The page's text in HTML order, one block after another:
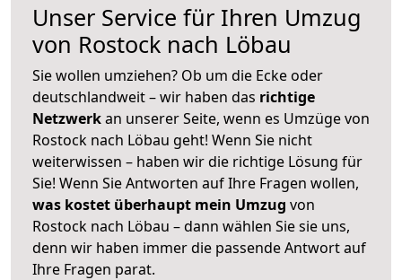
Unser Service für Ihren Umzug
von Rostock nach Löbau
Sie wollen umziehen? Ob um die Ecke oder
deutschlandweit – wir haben das richtige
Netzwerkan unserer Seite, wenn es Umzüge von
Rostock nach Löbau geht! Wenn Sie nicht
weiterwissen – haben wir die richtige Lösung für
Sie! Wenn Sie Antworten auf Ihre Fragen wollen,
was kostet überhaupt mein Umzug von
Rostock nach Löbau – dann wählen Sie sie uns,
denn wir haben immer die passende Antwort auf
Ihre Fragen parat.